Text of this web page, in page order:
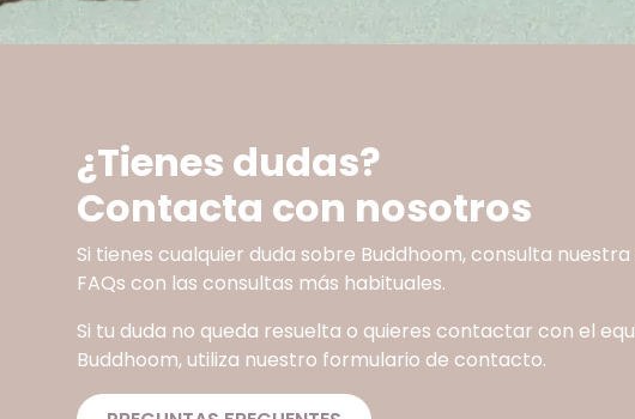
¿Tienes dudas?
Contacta con nosotros
Si tienes cualquier duda sobre Buddhoom, consulta
FAQs con las consultas más habituales.
Si tu duda no queda resuelta o quieres contactar con el
Buddhoom, utiliza nuestro formulario de contacto.